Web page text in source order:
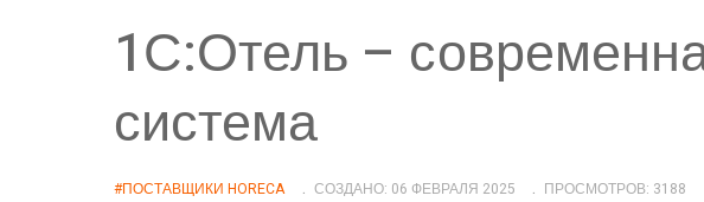
1С:Отель –
система
#ПОСТАВЩИКИ HORECA СОЗДАНО: 06 ФЕВРАЛЯ 2025 ПРОСМОТРОВ: 3188